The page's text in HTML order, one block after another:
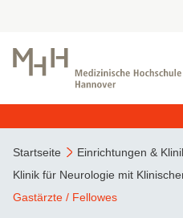
Startseite Einrichtungen &
Klinik für Neurologie mit
Gastärzte / Fellowes